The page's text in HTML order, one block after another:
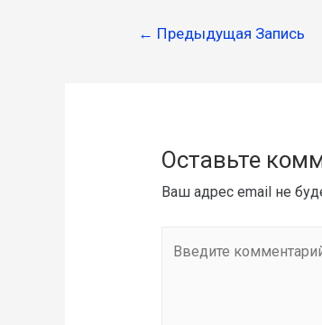
← Предыдущая Запись
Оставьте
Ваш адрес email не